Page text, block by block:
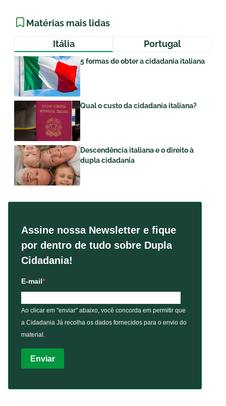
Matérias mais lidas
Itália
Portugal
5 formas de obter a cidadania italiana
Qual o custo da cidadania italiana?
Descendência italiana e o direito à
dupla cidadania
Assine nossa Newsletter e fique
por dentro de tudo sobre Dupla
Cidadania!
E-mail
Ao clicar em "enviar" abaixo, você concorda em permitir que
a Cidadania Já recolha os dados fornecidos para o envio do
material.
Enviar